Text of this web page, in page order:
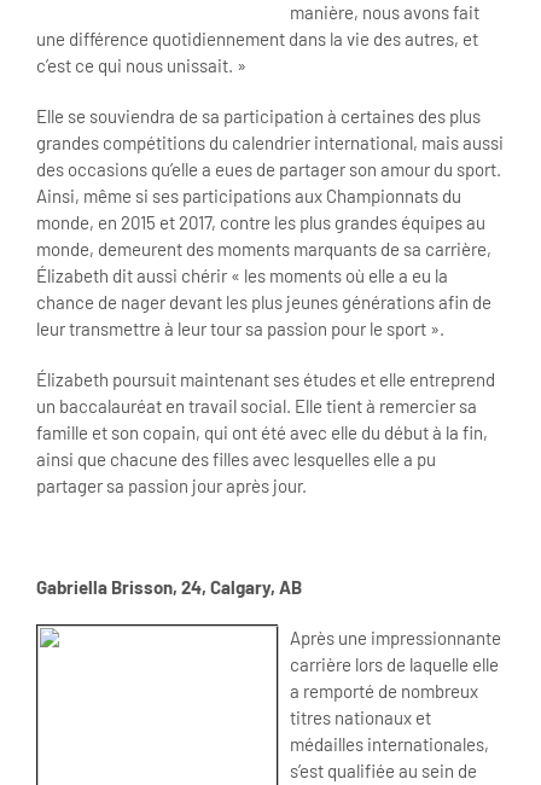
manière, nous avons fait
une différence quotidiennement dans la vie des autres, et
c’est ce qui nous unissait. »
Elle se souviendra de sa participation à certaines des plus
grandes compétitions du calendrier international, mais aussi
des occasions qu’elle a eues de partager son amour du sport.
Ainsi, même si ses participations aux Championnats du
monde, en 2015 et 2017, contre les plus grandes équipes au
monde, demeurent des moments marquants de sa carrière,
Élizabeth dit aussi chérir « les moments où elle a eu la
chance de nager devant les plus jeunes générations afin de
leur transmettre à leur tour sa passion pour le sport ».
Élizabeth poursuit maintenant ses études et elle entreprend
un baccalauréat en travail social. Elle tient à remercier sa
famille et son copain, qui ont été avec elle du début à la fin,
ainsi que chacune des filles avec lesquelles elle a pu
partager sa passion jour après jour.
Gabriella Brisson, 24, Calgary, AB
Après une impressionnante
carrière lors de laquelle elle
a remporté de nombreux
titres nationaux et
médailles internationales,
s’est qualifiée au sein de